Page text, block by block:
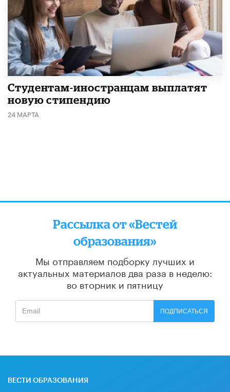
Студентам-иностранцам выплатят
новую стипендию
24 МАРТА
Рассылка от «Вестей
образования»
Мы отправляем подборку лучших и
актуальных материалов два раза в неделю:
во вторник и пятницу
ПОДПИСАТЬСЯ
ВЕСТИ ОБРАЗОВАНИЯ